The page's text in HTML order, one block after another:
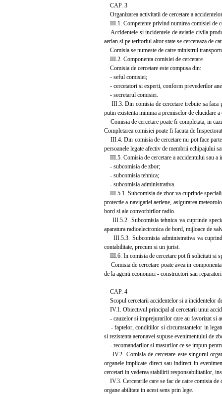
CAP. 3
Organizarea activitatii de cercetare a
III.1. Competente privind numirea comisiei de
Accidentele si incidentele de aviatie civila
aerian si pe teritoriul altor state se cerceteaza de
Comisia se numeste de catre ministrul
III.2. Componenta comisiei de cercetare
Comisia de cercetare este compusa din:
- seful comisiei;
- cercetatori si experti, conform prevederilor
- secretarul comisiei.
III.3. Din comisia de cercetare trebuie sa faca
putin existenta minima a premiselor de elucidare
Comisia de cercetare poate fi completata, in
Completarea comisiei poate fi facuta de
III.4. Din comisia de cercetare nu pot face
persoanele legate afectiv de membrii echipajului
III.5. Comisia de cercetare a accidentului sau a
- subcomisia de zbor;
- subcomisia tehnica;
- subcomisia administrativa.
III.5.1. Subcomisia de zbor va cuprinde
protectie a navigatiei aeriene, asigurarea
bord si ale convorbirilor radio.
III.5.2. Subcomisia tehnica va cuprinde
aparatura radioelectronica de bord, mijloace de
III.5.3. Subcomisia administrativa va
contabilitate, precum si un jurist.
III.6. In comisia de cercetare pot fi solicitati si
Comisia de cercetare poate avea in
de la agenti economici - constructori sau
CAP. 4
Scopul cercetarii accidentelor si a incidentelor
IV.1. Obiectivul principal al cercetarii unui
- cauzelor si imprejurarilor care au favorizat si
- faptelor, conditiilor si circumstantelor in
si rezistenta aeronavei supuse evenimentului de
- recomandarilor si masurilor ce se impun
IV.2. Comisia de cercetare este singurul
organele implicate direct sau indirect in
cercetari in vederea stabilirii responsabilitatilor,
IV.3. Cercetarile care se fac de catre comisia
organe abilitate in acest sens prin lege.